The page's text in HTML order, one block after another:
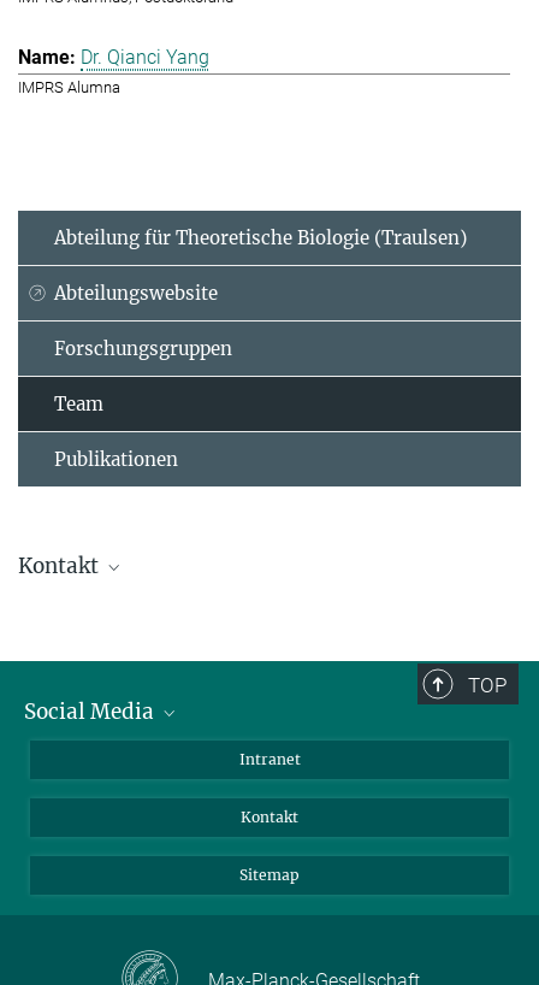
Dr. Qianci Yang
IMPRS Alumna
Abteilung für Theoretische Biologie (Traulsen)
Abteilungswebsite
Forschungsgruppen
Team
Publikationen
Kontakt
+49 4522 763-260
Assistenz der Abteilung
TOP
Social Media
LinkedIn
Intranet
Kontakt
Sitemap
Max-Planck-Gesellschaft